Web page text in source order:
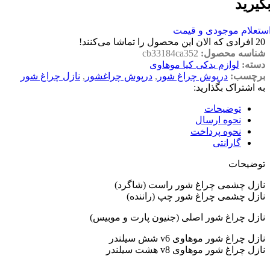
موجودی و قیمت
20 افرادی که الان این محصول را تماشا می‌کنند!
شناسه محصول: cb33184ca352
دسته: لوازم یدکی کیا موهاوی
برچسب: درپوش چراغ شور , درپوش چراغشور , نازل چراغ شور
به اشتراک بگذارید:
توضیحات
نحوه ارسال
نحوه پرداخت
گارانتی
توضیحات
نازل چشمی چراغ شور راست (شاگرد)
نازل چشمی چراغ شور چپ (راننده)
نازل چراغ شور اصلی (جنیون پارت و موبیس)
نازل چراغ شور موهاوی v6 شش سیلندر
نازل چراغ شور موهاوی v8 هشت سیلندر